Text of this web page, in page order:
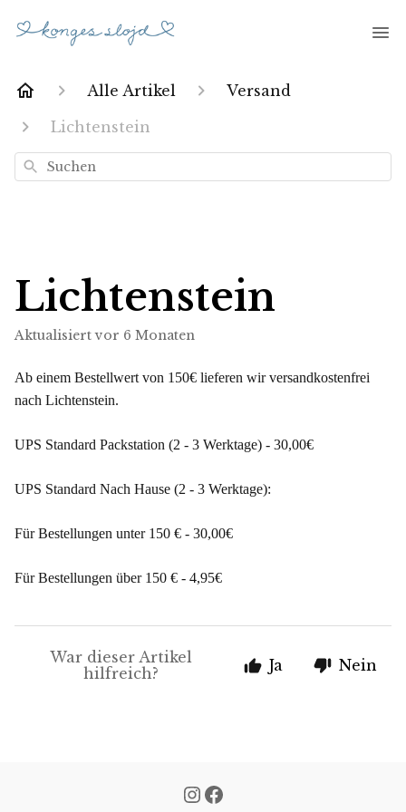
Alle Artikel
Versand
Lichtenstein
Suchen
Lichtenstein
Aktualisiert vor 6 Monaten
Ab einem Bestellwert von 150€ lieferen wir versandkostenfrei
nach Lichtenstein.
UPS Standard Packstation (2 - 3 Werktage) - 30,00€
UPS Standard Nach Hause (2 - 3 Werktage):
Für Bestellungen unter 150 € - 30,00€
Für Bestellungen über 150 € - 4,95€
War dieser Artikel
hilfreich?
Ja Nein